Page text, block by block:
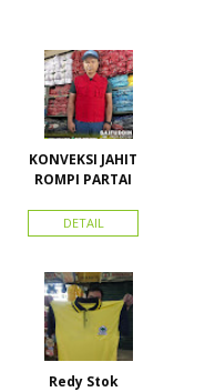
KONVEKSI JAHIT
ROMPI PARTAI
DETAIL
Redy Stok